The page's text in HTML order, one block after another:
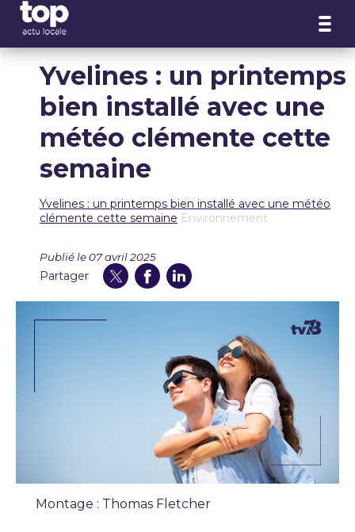
Yvelines : un printemps
bien installé avec une
météo clémente cette
semaine
Yvelines : un printemps bien installé avec une météo
clémente cette semaine Environnement
Publié le 07 avril 2025
Partager
Montage : Thomas Fletcher
Panneau de gestion des cookies